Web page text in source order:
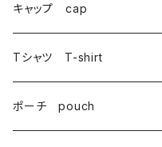
巾着 Drawstring
キャップ cap
Tシャツ T-shirt
ポーチ pouch